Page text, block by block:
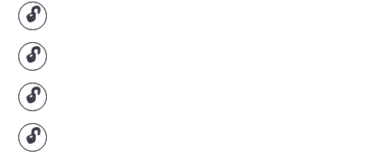
🔓
🔓
🔓
🔓